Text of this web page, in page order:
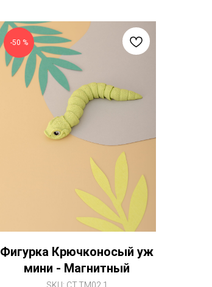
-50 %
Фигурка Крючконосый уж
мини - Магнитный
SKU: CT.TM02.1